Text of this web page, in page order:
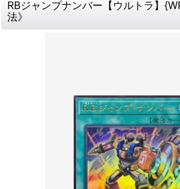
RBジャンプナンバー【ウルトラ】
法》